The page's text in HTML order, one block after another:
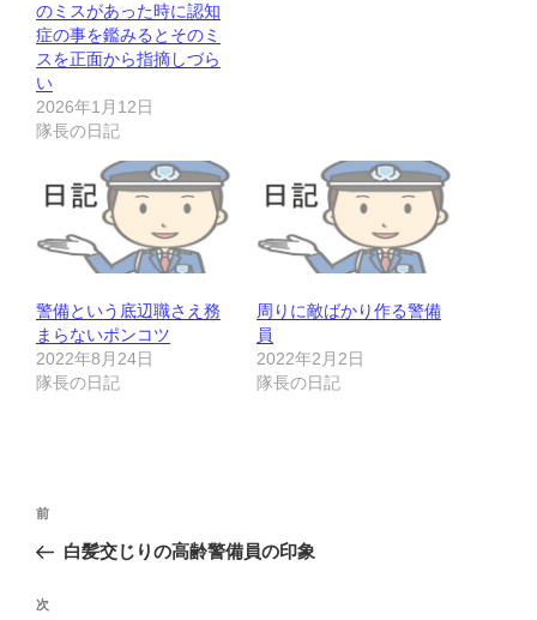
のミスがあった時に認知
症の事を鑑みるとそのミ
スを正面から指摘しづら
い
2026年1月12日
隊長の日記
警備という底辺職さえ務
まらないポンコツ
2022年8月24日
隊長の日記
周りに敵ばかり作る警備
員
2022年2月2日
隊長の日記
投
ナ
ビ
前
の
稿
前
白髪交じりの高齢警備員の印象
次
次